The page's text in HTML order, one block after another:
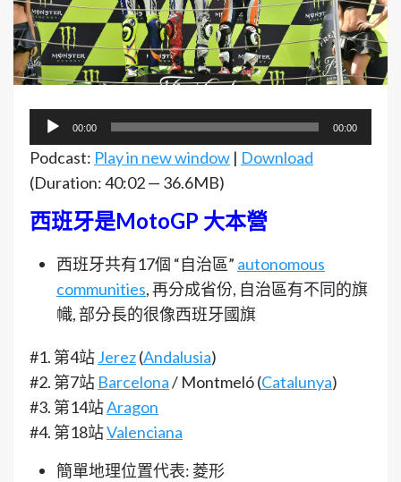
訊
放
器
00:00 00:00
Podcast: Play in new window | Download
(Duration: 40:02 — 36.6MB)
西班牙是MotoGP 大本營
西班牙共有17個 “自治區” autonomous
communities, 再分成省份, 自治區有不同的旗
幟, 部分長的很像西班牙國旗
#1. 第4站Jerez(Andalusia)
#2. 第7站 Barcelona/ Montmeló (Catalunya)
#3. 第14站Aragon
#4. 第18站Valenciana
簡單地理位置代表: 菱形